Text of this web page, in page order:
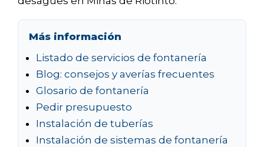
Más información
Listado de servicios de fontanería
Blog: consejos y averías frecuentes
Glosario de fontanería
Pedir presupuesto
Instalación de tuberías
Instalación de sistemas de fontanería